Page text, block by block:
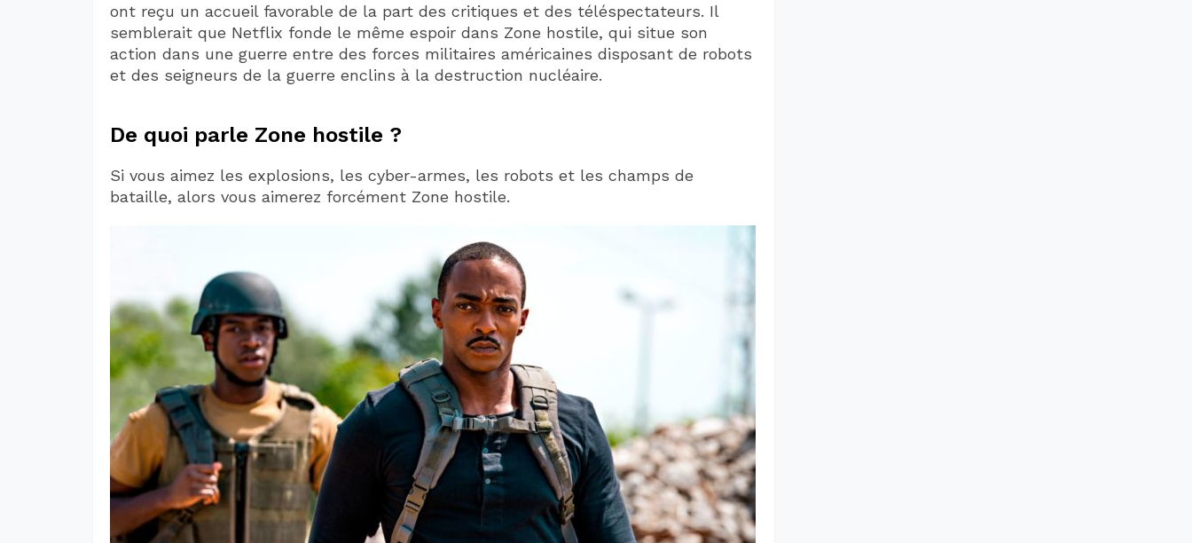
ont reçu un accueil favorable de la part des critiques et des téléspectateurs. Il
semblerait que Netflix fonde le même espoir dans Zone hostile, qui situe son
action dans une guerre entre des forces militaires américaines disposant de robots
et des seigneurs de la guerre enclins à la destruction nucléaire.
De quoi parle Zone hostile ?
Si vous aimez les explosions, les cyber-armes, les robots et les champs de
bataille, alors vous aimerez forcément Zone hostile.